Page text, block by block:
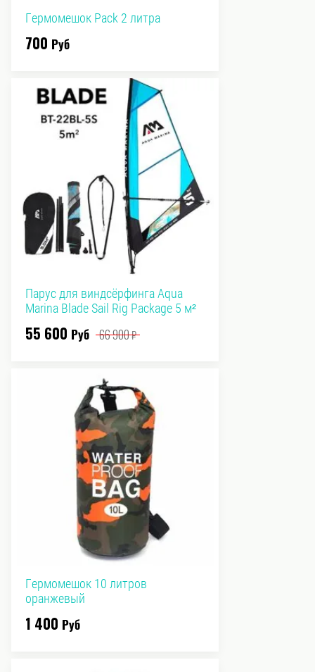
Гермомешок Pack 2 литра
700 Руб
Парус для виндсёрфинга Aqua
Marina Blade Sail Rig Package 5 м²
55 600 Руб 66 900₽
Гермомешок 10 литров
оранжевый
1 400 Руб